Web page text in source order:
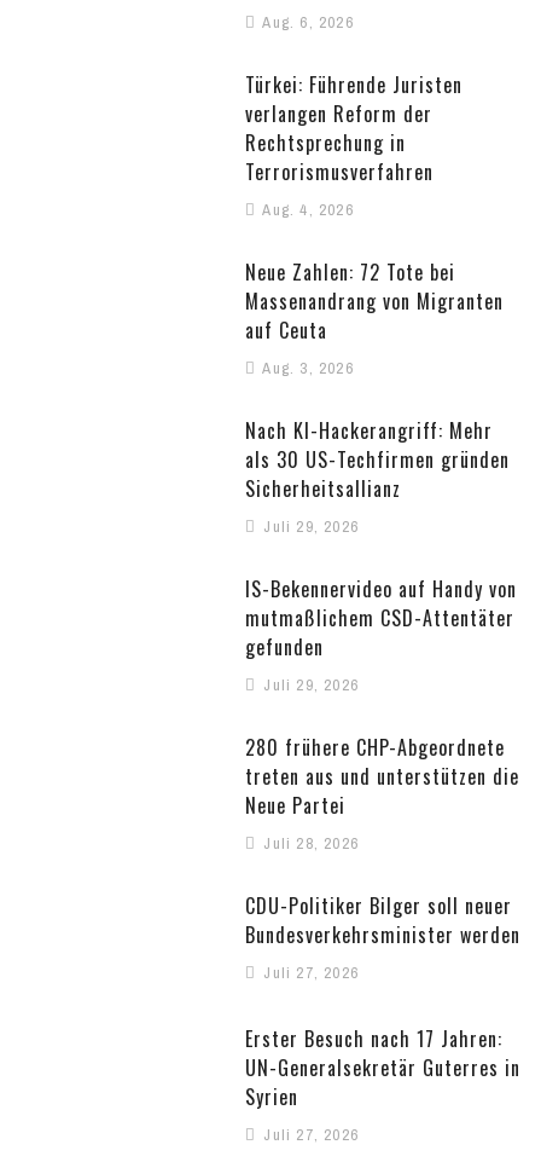
Aug. 6, 2026
Türkei: Führende Juristen
verlangen Reform der
Rechtsprechung in
Terrorismusverfahren
Aug. 4, 2026
Neue Zahlen: 72 Tote bei
Massenandrang von Migranten
auf Ceuta
Aug. 3, 2026
Nach KI-Hackerangriff: Mehr
als 30 US-Techfirmen gründen
Sicherheitsallianz
Juli 29, 2026
IS-Bekennervideo auf Handy von
mutmaßlichem CSD-Attentäter
gefunden
Juli 29, 2026
280 frühere CHP-Abgeordnete
treten aus und unterstützen die
Neue Partei
Juli 28, 2026
CDU-Politiker Bilger soll neuer
Bundesverkehrsminister werden
Juli 27, 2026
Erster Besuch nach 17 Jahren:
UN-Generalsekretär Guterres in
Syrien
Juli 27, 2026